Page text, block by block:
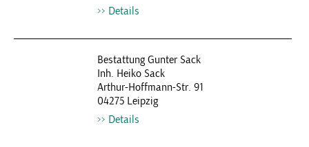
Details
Bestattung Gunter Sack
Inh. Heiko Sack
Arthur-Hoffmann-Str. 91
04275 Leipzig
Details